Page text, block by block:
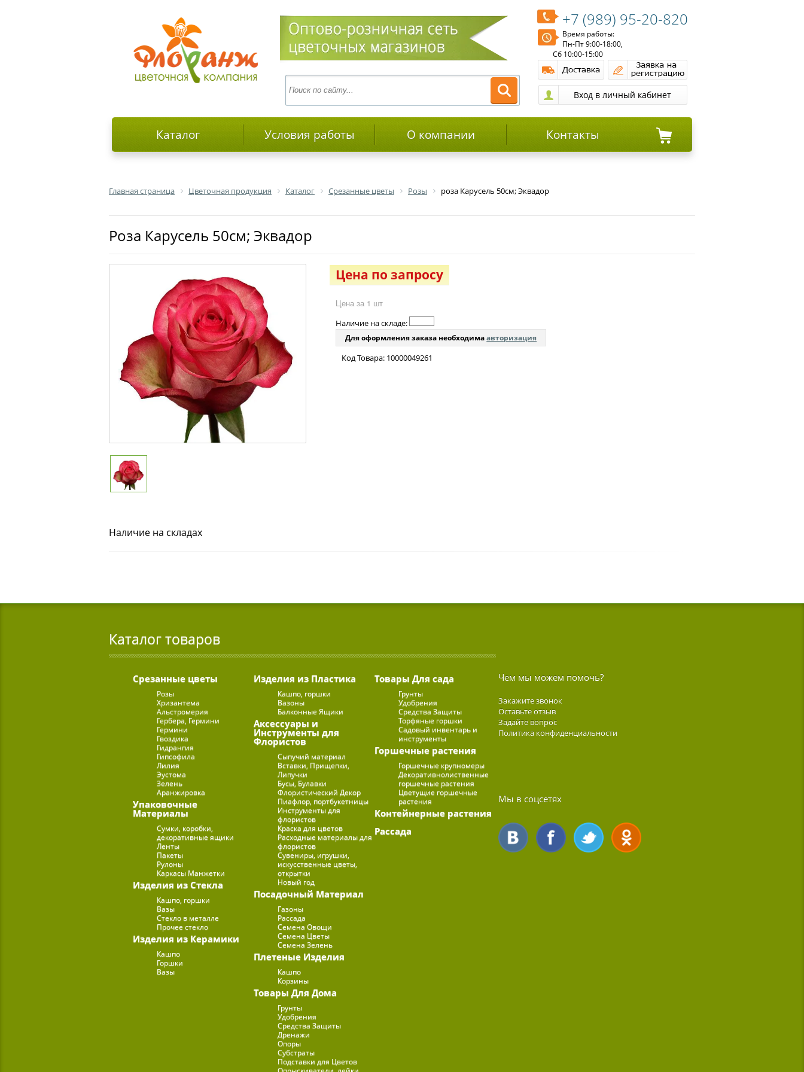
+7 (989) 95-20-820
Время работы:
Пн-Пт 9:00-18:00,
Сб 10:00-15:00
Каталог Условия работы О компании Контакты
Главная страница Цветочная продукция Каталог Срезанные цветы Розы роза Карусель 50см; Эквадор
роза Карусель 50см; Эквадор
Цена по запросу
Цена за 1 шт
Наличие на складе:
Для оформления заказа необходимаавторизация
Код Товара: 10000049261
Наличие на складах
Каталог товаров
Срезанные цветы
Розы
Хризантема
Альстромерия
Гербера, Гермини
Гермини
Гвоздика
Гидрангия
Гипсофила
Лилия
Эустома
Зелень
Аранжировка
Упаковочные
Материалы
Сумки, коробки,
декоративные ящики
Ленты
Пакеты
Рулоны
Каркасы Манжетки
Изделия из Стекла
Кашпо, горшки
Вазы
Стекло в металле
Прочее стекло
Изделия из Керамики
Кашпо
Горшки
Вазы
Изделия из Пластика
Кашпо, горшки
Вазоны
Балконные Ящики
Аксессуары и
Инструменты для
Флористов
Сыпучий материал
Вставки, Прищепки,
Липучки
Бусы, Булавки
Флористический Декор
Пиафлор, портбукетницы
Инструменты для
флористов
Краска для цветов
Расходные материалы для
флористов
Сувениры, игрушки,
искусственные цветы,
открытки
Новый год
Посадочный Материал
Газоны
Рассада
Семена Овощи
Семена Цветы
Семена Зелень
Плетеные Изделия
Кашпо
Корзины
Товары Для Дома
Грунты
Удобрения
Средства Защиты
Дренажи
Опоры
Субстраты
Подставки для Цветов
Товары Для сада
Грунты
Удобрения
Средства Защиты
Торфяные горшки
Садовый инвентарь и
инструменты
Горшечные растения
Горшечные крупномеры
Декоративнолиственные
горшечные растения
Цветущие горшечные
растения
Контейнерные растения
Рассада
Чем мы можем помочь?
Закажите звонок
Оставьте отзыв
Задайте вопрос
Политика конфиденциальности
Мы в соцсетях